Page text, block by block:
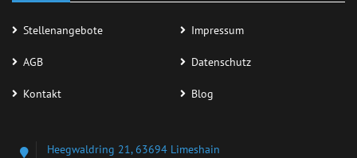
Stellenangebote Impressum
AGB Datenschutz
Kontakt Blog
Heegwaldring 21, 63694 Limeshain